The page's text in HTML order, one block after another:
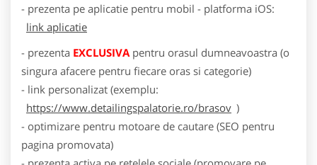
- prezenta pe aplicatie pentru mobil - platforma iOS:
link aplicatie
- prezenta EXCLUSIVA pentru orasul dumneavoastra (o
singura afacere pentru fiecare oras si categorie)
- link personalizat (exemplu:
https://www.detailingspalatorie.ro/brasov )
- optimizare pentru motoare de cautare (SEO pentru
pagina promovata)